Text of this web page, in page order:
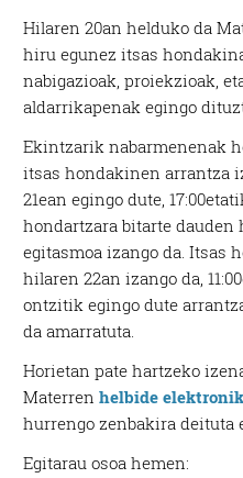
Hilaren 20an helduko da
hiru egunez itsas
nabigazioak, proiekzioak,
aldarrikapenak egingo
Ekintzarik nabarmenenak
itsas hondakinen arrantza
21ean egingo dute,
hondartzara bitarte
egitasmoa izango da. Itsas
hilaren 22an izango da,
ontzitik egingo dute
da amarratuta.
Horietan pate hartzeko
Materrenhelbide
hurrengo zenbakira deituta
Egitarau osoa hemen: